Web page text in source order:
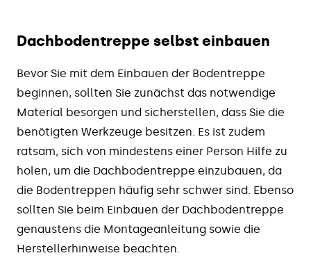
Dachbodentreppe selbst einbauen
Bevor Sie mit dem Einbauen der Bodentreppe
beginnen, sollten Sie zunächst das notwendige
Material besorgen und sicherstellen, dass Sie die
benötigten Werkzeuge besitzen. Es ist zudem
ratsam, sich von mindestens einer Person Hilfe zu
holen, um die Dachbodentreppe einzubauen, da
die Bodentreppen häufig sehr schwer sind. Ebenso
sollten Sie beim Einbauen der Dachbodentreppe
genaustens die Montageanleitung sowie die
Herstellerhinweise beachten.